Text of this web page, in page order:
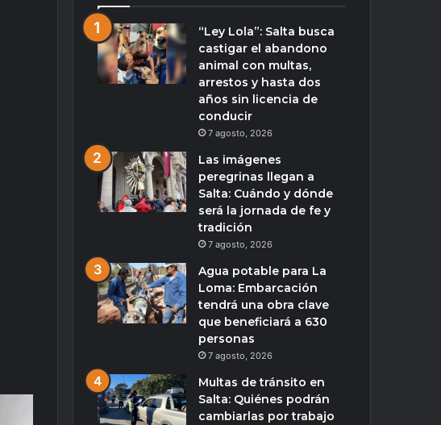
“Ley Lola”: Salta busca
castigar el abandono
animal con multas,
arrestos y hasta dos
años sin licencia de
conducir
7 agosto, 2026
Las imágenes
peregrinas llegan a
Salta: Cuándo y dónde
será la jornada de fe y
tradición
7 agosto, 2026
Agua potable para La
Loma: Embarcación
tendrá una obra clave
que beneficiará a 630
personas
7 agosto, 2026
Multas de tránsito en
Salta: Quiénes podrán
cambiarlas por trabajo